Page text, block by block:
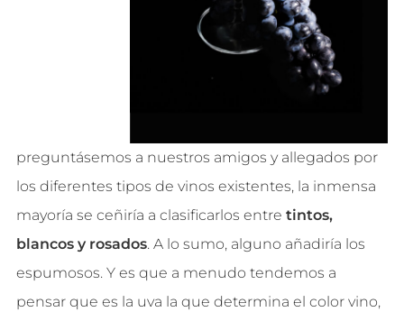
preguntásemos a nuestros amigos y allegados por
los diferentes tipos de vinos existentes, la inmensa
mayoría se ceñiría a clasificarlos entre tintos,
blancos y rosados. A lo sumo, alguno añadiría los
espumosos. Y es que a menudo tendemos a
pensar que es la uva la que determina el color vino,